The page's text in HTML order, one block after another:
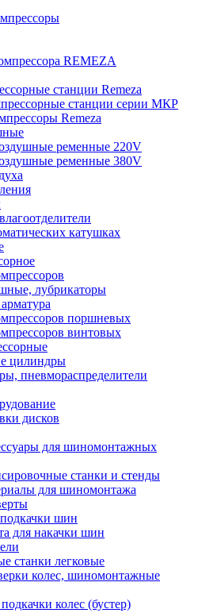
REMEZA
станции Remeza
станции серии МКР
Remeza
ременные 220V
ременные 380V
катушках
лубрикаторы
поршневых
винтовых
цилиндры
пневмораспределители
дисков
для шиномонтажных
станки и стенды
для шиномонтажа
шин
для накачки шин
станки легковые
колес, шиномонтажные
колес (бустер)